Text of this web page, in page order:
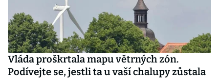
Vláda proškrtala mapu větrných zón.
Podívejte se, jestli ta u vaší chalupy zůstala